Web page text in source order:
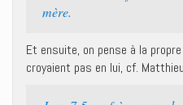
mère.
Et ensuite, on pense à la
croyaient pas en lui, cf.